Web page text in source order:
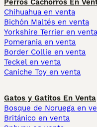
Perros Cachorros En
Chihuahua en venta
Bichón Maltés en venta
Yorkshire Terrier en venta
Pomerania en venta
Border Collie en venta
Teckel en venta
Caniche Toy en venta
Gatos y Gatitos En Venta
Bosque de Noruega en
Británico en venta